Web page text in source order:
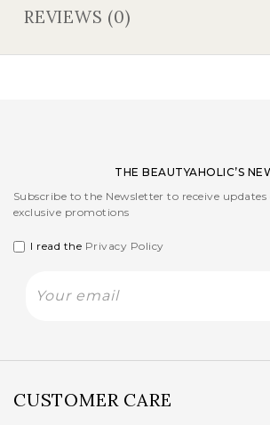
REVIEWS (0)
THE BEAUTYAHOLIC’S
Subscribe to the Newsletter to receive updates
exclusive promotions
I read the Privacy Policy
CUSTOMER CARE